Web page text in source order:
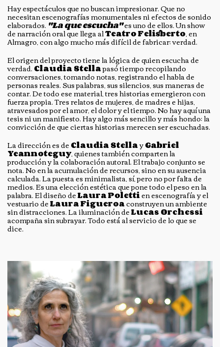
Hay espectáculos que no buscan impresionar. Que no
necesitan escenografías monumentales ni efectos de sonido
elaborados. "La que escucha"es uno de ellos. Un show
de narración oral que llega alTeatro Felisberto, en
Almagro, con algo mucho más difícil de fabricar: verdad.
El origen del proyecto tiene la lógica de quien escucha de
verdad.Claudia Stellapasó tiempo recopilando
conversaciones, tomando notas, registrando el habla de
personas reales. Sus palabras, sus silencios, sus maneras de
contar. De todo ese material, tres historias emergieron con
fuerza propia. Tres relatos de mujeres, de madres e hijas,
atravesados por el amor, el dolor y el tiempo. No hay aquí una
tesis ni un manifiesto. Hay algo más sencillo y más hondo: la
convicción de que ciertas historias merecen ser escuchadas.
La dirección es deClaudia StellayGabriel
Yeannoteguy, quienes también comparten la
producción y la colaboración autoral. El trabajo conjunto se
nota. No en la acumulación de recursos, sino en su ausencia
calculada. La puesta es minimalista, sí, pero no por falta de
medios. Es una elección estética que pone todo el peso en la
palabra. El diseño deLaura Polettien escenografía y el
vestuario deLaura Figueroaconstruyen un ambiente
sin distracciones. La iluminación deLucas Orchessi
acompaña sin subrayar. Todo está al servicio de lo que se
dice.